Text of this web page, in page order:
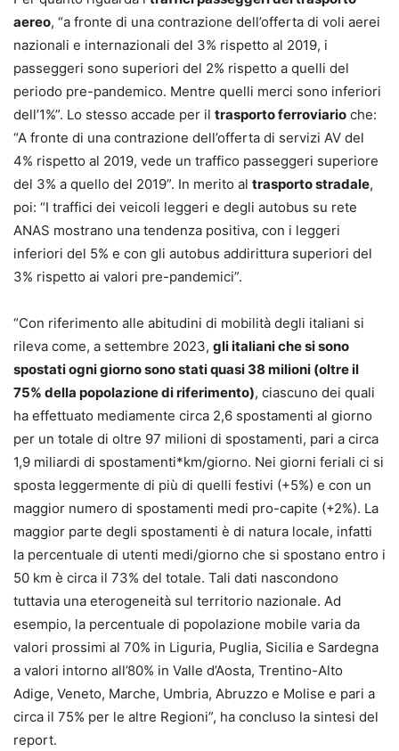
aereo, “a fronte di una contrazione dell’offerta di voli aerei
nazionali e internazionali del 3% rispetto al 2019, i
passeggeri sono superiori del 2% rispetto a quelli del
periodo pre-pandemico. Mentre quelli merci sono inferiori
dell’1%”. Lo stesso accade per il trasporto ferroviario che:
“A fronte di una contrazione dell’offerta di servizi AV del
4% rispetto al 2019, vede un traffico passeggeri superiore
del 3% a quello del 2019”. In merito al trasporto stradale,
poi: “I traffici dei veicoli leggeri e degli autobus su rete
ANAS mostrano una tendenza positiva, con i leggeri
inferiori del 5% e con gli autobus addirittura superiori del
3% rispetto ai valori pre-pandemici”.
“Con riferimento alle abitudini di mobilità degli italiani si
rileva come, a settembre 2023, gli italiani che si sono
spostati ogni giorno sono stati quasi 38 milioni (oltre il
75% della popolazione di riferimento), ciascuno dei quali
ha effettuato mediamente circa 2,6 spostamenti al giorno
per un totale di oltre 97 milioni di spostamenti, pari a circa
1,9 miliardi di spostamenti*km/giorno. Nei giorni feriali ci si
sposta leggermente di più di quelli festivi (+5%) e con un
maggior numero di spostamenti medi pro-capite (+2%). La
maggior parte degli spostamenti è di natura locale, infatti
la percentuale di utenti medi/giorno che si spostano entro i
50 km è circa il 73% del totale. Tali dati nascondono
tuttavia una eterogeneità sul territorio nazionale. Ad
esempio, la percentuale di popolazione mobile varia da
valori prossimi al 70% in Liguria, Puglia, Sicilia e Sardegna
a valori intorno all’80% in Valle d’Aosta, Trentino-Alto
Adige, Veneto, Marche, Umbria, Abruzzo e Molise e pari a
circa il 75% per le altre Regioni”, ha concluso la sintesi del
report.